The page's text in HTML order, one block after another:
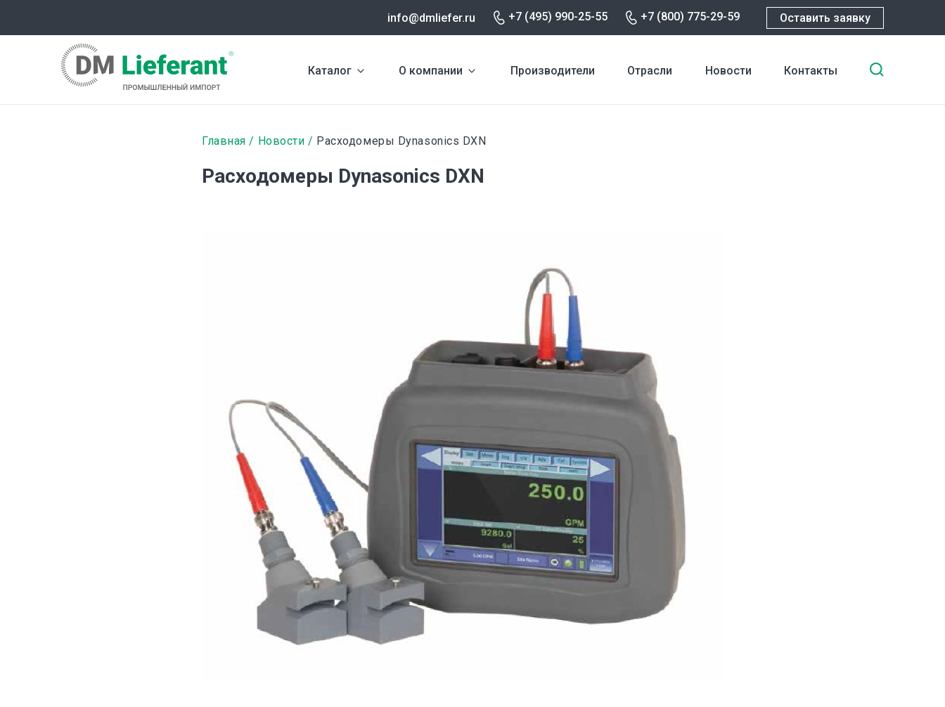
содержанию
info@dmliefer.ru +7 (495) 990-25-55 +7 (800) 775-29-59 Оставить заявку
Каталог О компании Производители Отрасли Новости Контакты
Строка
навигации
Главная Новости Расходомеры Dynasonics DXN
Расходомеры Dynasonics DXN